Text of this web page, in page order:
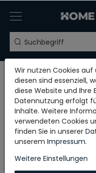
Home Bad Zubehör
Türrolle V2
8 Ersatztürrollen für
Diese schraubbaren
Sie sind passend für
gleichem Format auch
bei Glastüren haben sie
Wir nutzen Cookies auf
diesen sind essenziell,
diese Website und Ihre
Datennutzung erfolgt
Inhalte. Weitere
verwendeten Cookies
finden Sie in unserer
unserem Impressum.
Weitere Einstellungen